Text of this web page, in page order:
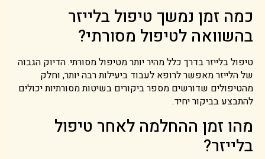
כמה זמן נמשך טיפול בלייזר
בהשוואה לטיפול מסורתי?
טיפול בלייזר בדרך כלל מהיר יותר מטיפול מסורתי. הדיוק הגבוה
של הלייזר מאפשר לרופא לעבוד ביעילות רבה יותר, וחלק
מהטיפולים שדורשים מספר ביקורים בשיטות מסורתיות יכולים
להתבצע בביקור יחיד.
מהו זמן ההחלמה לאחר טיפול
בלייזר?